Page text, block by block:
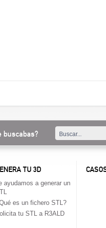
buscabas?
TU 3D
ayudamos a generar un
es un fichero STL?
tu STL a R3ALD